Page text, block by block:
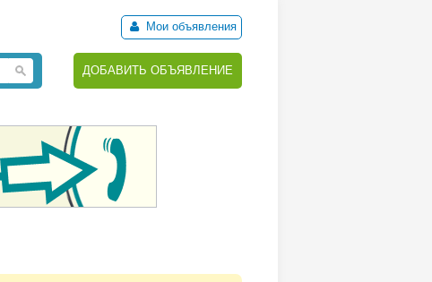
Мои объявления
ДОБАВИТЬ ОБЪЯВЛЕНИЕ